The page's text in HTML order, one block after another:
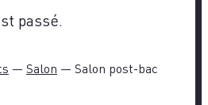
passé.
— Salon — Salon post-bac